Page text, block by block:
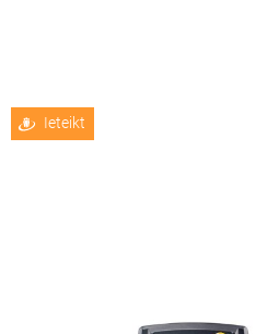
Ieteikt